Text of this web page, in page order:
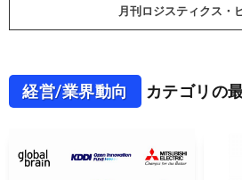
月刊ロジスティクス・
経営/業界動向 カテゴリの